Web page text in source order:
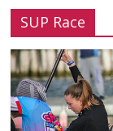
SUP Race